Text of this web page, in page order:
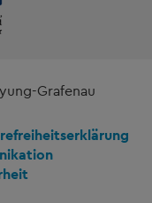
Grafenau